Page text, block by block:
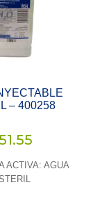
– 400258
ACTIVA: AGUA